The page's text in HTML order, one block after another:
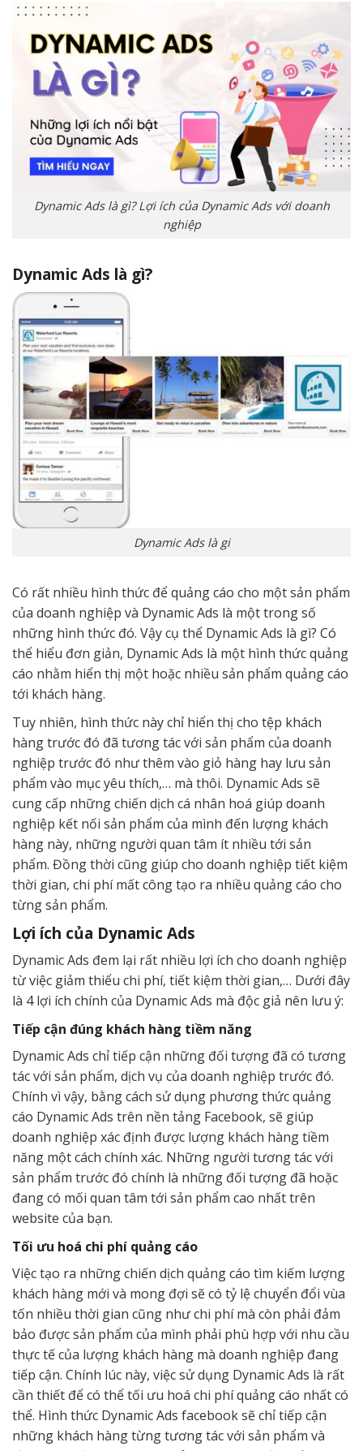
Dynamic Ads là gì? Lợi ích của Dynamic Ads với doanh
nghiệp
Dynamic Ads là gì?
Dynamic Ads là gi
Có rất nhiều hình thức để quảng cáo cho một sản phẩm
của doanh nghiệp và Dynamic Ads là một trong số
những hình thức đó. Vậy cụ thể Dynamic Ads là gì? Có
thể hiểu đơn giản, Dynamic Ads là một hình thức quảng
cáo nhằm hiển thị một hoặc nhiều sản phẩm quảng cáo
tới khách hàng.
Tuy nhiên, hình thức này chỉ hiển thị cho tệp khách
hàng trước đó đã tương tác với sản phẩm của doanh
nghiệp trước đó như thêm vào giỏ hàng hay lưu sản
phẩm vào mục yêu thích,… mà thôi. Dynamic Ads sẽ
cung cấp những chiến dịch cá nhân hoá giúp doanh
nghiệp kết nối sản phẩm của mình đến lượng khách
hàng này, những người quan tâm ít nhiều tới sản
phẩm. Đồng thời cũng giúp cho doanh nghiệp tiết kiệm
thời gian, chi phí mất công tạo ra nhiều quảng cáo cho
từng sản phẩm.
Lợi ích của Dynamic Ads
Dynamic Ads đem lại rất nhiều lợi ích cho doanh nghiệp
từ việc giảm thiểu chi phí, tiết kiệm thời gian,… Dưới đây
là 4 lợi ích chính của Dynamic Ads mà độc giả nên lưu ý:
Tiếp cận đúng khách hàng tiềm năng
Dynamic Ads chỉ tiếp cận những đối tượng đã có tương
tác với sản phẩm, dịch vụ của doanh nghiệp trước đó.
Chính vì vậy, bằng cách sử dụng phương thức quảng
cáo Dynamic Ads trên nền tảng Facebook, sẽ giúp
doanh nghiệp xác định được lượng khách hàng tiềm
năng một cách chính xác. Những người tương tác với
sản phẩm trước đó chính là những đối tượng đã hoặc
đang có mối quan tâm tới sản phẩm cao nhất trên
website của bạn.
Tối ưu hoá chi phí quảng cáo
Việc tạo ra những chiến dịch quảng cáo tìm kiếm lượng
khách hàng mới và mong đợi sẽ có tỷ lệ chuyển đổi vùa
tốn nhiều thời gian cũng như chi phí mà còn phải đảm
bảo được sản phẩm của mình phải phù hợp với nhu cầu
thực tế của lượng khách hàng mà doanh nghiệp đang
tiếp cận. Chính lúc này, việc sử dụng Dynamic Ads là rất
cần thiết để có thể tối ưu hoá chi phí quảng cáo nhất có
thể. Hình thức Dynamic Ads facebook sẽ chỉ tiếp cận
những khách hàng từng tương tác với sản phẩm và